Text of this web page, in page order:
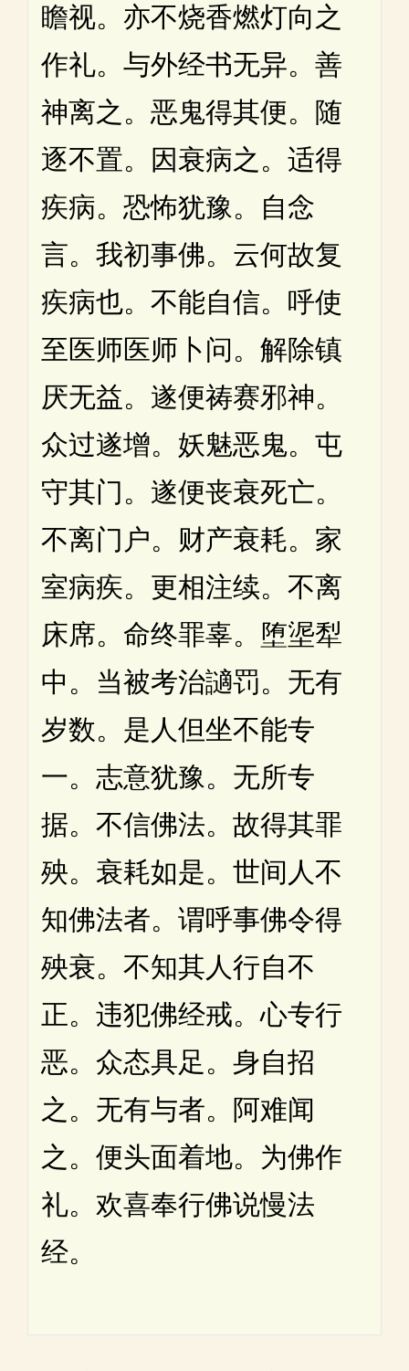
瞻视。亦不烧香燃灯向之
作礼。与外经书无异。善
神离之。恶鬼得其便。随
逐不置。因衰病之。适得
疾病。恐怖犹豫。自念
言。我初事佛。云何故复
疾病也。不能自信。呼使
至医师医师卜问。解除镇
厌无益。遂便祷赛邪神。
众过遂增。妖魅恶鬼。屯
守其门。遂便丧衰死亡。
不离门户。财产衰耗。家
室病疾。更相注续。不离
床席。命终罪辜。堕埿犁
中。当被考治讁罚。无有
岁数。是人但坐不能专
一。志意犹豫。无所专
据。不信佛法。故得其罪
殃。衰耗如是。世间人不
知佛法者。谓呼事佛令得
殃衰。不知其人行自不
正。违犯佛经戒。心专行
恶。众态具足。身自招
之。无有与者。阿难闻
之。便头面着地。为佛作
礼。欢喜奉行佛说慢法
经。